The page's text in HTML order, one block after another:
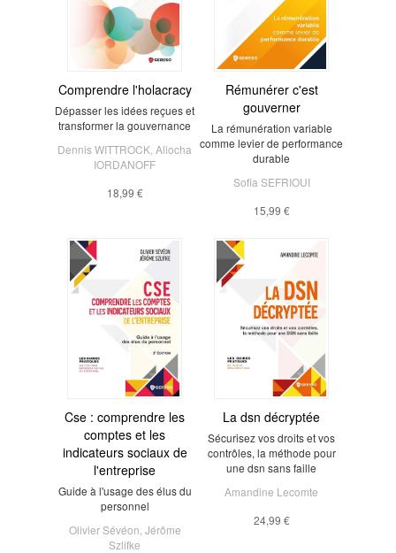
Comprendre l'holacracy
Dépasser les idées reçues et
transformer la gouvernance
Dennis WITTROCK Aliocha
IORDANOFF
18,99 €
Rémunérer c'est
gouverner
La rémunération variable
comme levier de performance
durable
Sofia SEFRIOUI
15,99 €
Cse : comprendre les
comptes et les
indicateurs sociaux de
l'entreprise
Guide à l'usage des élus du
personnel
Olivier Sévéon Jérôme
Szlifke
La dsn décryptée
Sécurisez vos droits et vos
contrôles, la méthode pour
une dsn sans faille
Amandine Lecomte
24,99 €